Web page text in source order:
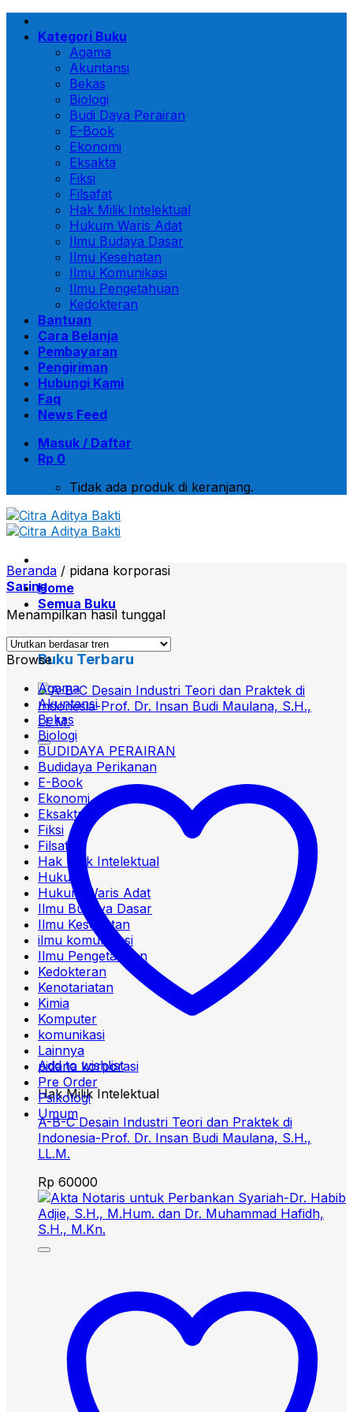
Skip
Kategori Buku
Agama
Akuntansi
Bekas
Biologi
Budi Daya Perairan
E-Book
Ekonomi
Eksakta
Fiksi
Filsafat
Hak Milik Intelektual
Hukum Waris Adat
Ilmu Budaya Dasar
Ilmu Kesehatan
Ilmu Komunikasi
Ilmu Pengetahuan
Kedokteran
Bantuan
Cara Belanja
Pembayaran
Pengiriman
Hubungi Kami
Faq
News Feed
Masuk / Daftar
Rp 0
Tidak ada produk di keranjang.
Home
Semua Buku
Buku Terbaru
Add to wishlist
Hak Milik Intelektual
A-B-C Desain Industri Teori dan Praktek di
Indonesia-Prof. Dr. Insan Budi Maulana, S.H.,
LL.M.
Rp 60000
Beranda / pidana korporasi
Saring
Menampilkan hasil tunggal
Browse
Agama
Akuntansi
Bekas
Biologi
BUDIDAYA PERAIRAN
Budidaya Perikanan
E-Book
Ekonomi
Eksakta
Fiksi
Filsafat
Hak Milik Intelektual
Hukum
Hukum Waris Adat
Ilmu Budaya Dasar
Ilmu Kesehatan
ilmu komunikasi
Ilmu Pengetahuan
Kedokteran
Kenotariatan
Kimia
Komputer
komunikasi
Lainnya
pidana korporasi
Pre Order
Psikologi
Umum